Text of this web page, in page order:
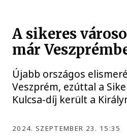
A sikeres
már
Újabb országos
Veszprém, ezúttal a
Kulcsa-díj került a
2024. SZEPTEMBER 23. 15:35